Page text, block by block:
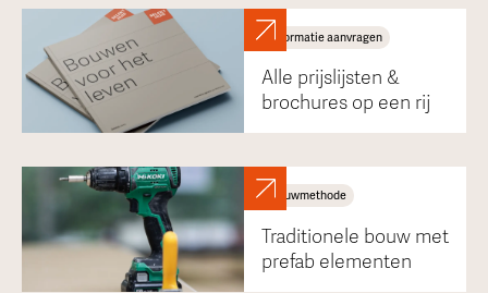
Informatie aanvragen
Alle prijslijsten &
brochures op een rij
Bouwmethode
Traditionele bouw met
prefab elementen